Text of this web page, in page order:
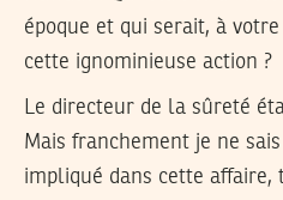
époque et qui serait, à
cette ignominieuse action ?
Le directeur de la sûreté
Mais franchement je ne
impliqué dans cette affaire,